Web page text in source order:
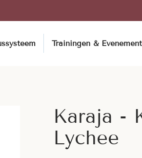
Trainingen &
Karaja -
Lychee